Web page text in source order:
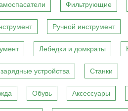
Фильтрующие
Ручной инструмент
Лебедки и домкраты
устройства Станки
Обувь Аксессуары